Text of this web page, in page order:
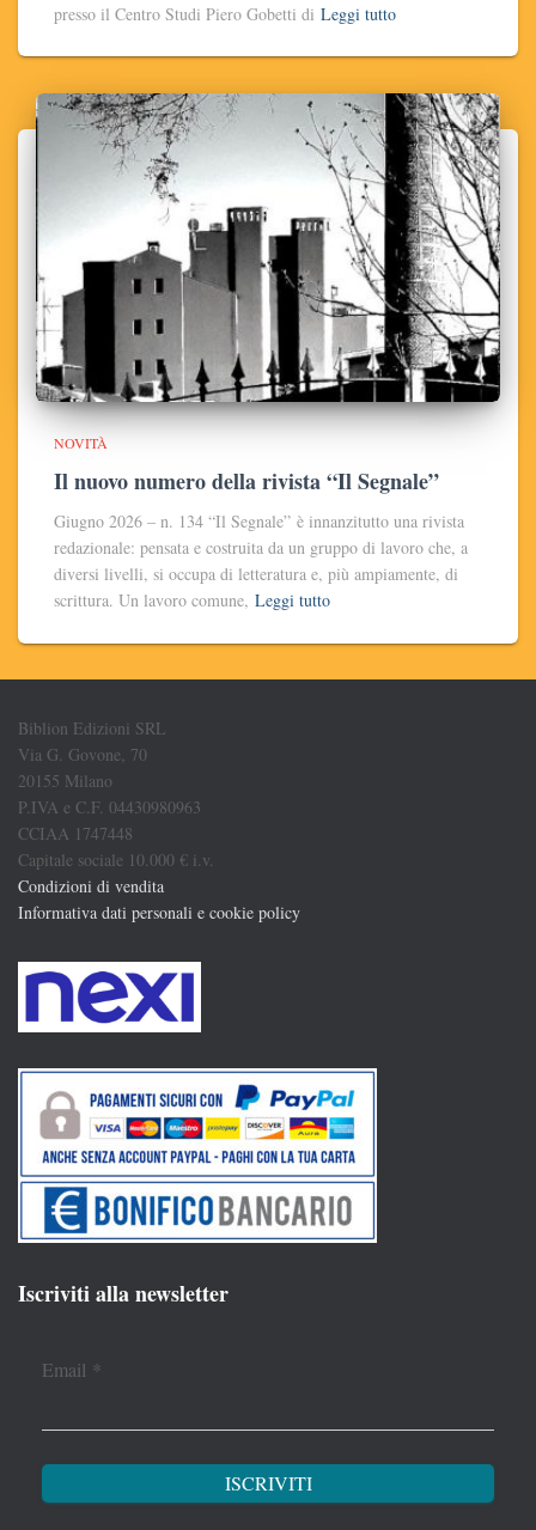
presso il Centro Studi Piero Gobetti di Leggi tutto
NOVITÀ
Il nuovo numero della rivista “Il Segnale”
Giugno 2026 – n. 134 “Il Segnale” è innanzitutto una rivista
redazionale: pensata e costruita da un gruppo di lavoro che, a
diversi livelli, si occupa di letteratura e, più ampiamente, di
scrittura. Un lavoro comune, Leggi tutto
Biblion Edizioni SRL
Via G. Govone, 70
20155 Milano
P.IVA e C.F. 04430980963
CCIAA 1747448
Capitale sociale 10.000 € i.v.
Condizioni di vendita
Informativa dati personali e cookie policy
Iscriviti alla newsletter
Email *